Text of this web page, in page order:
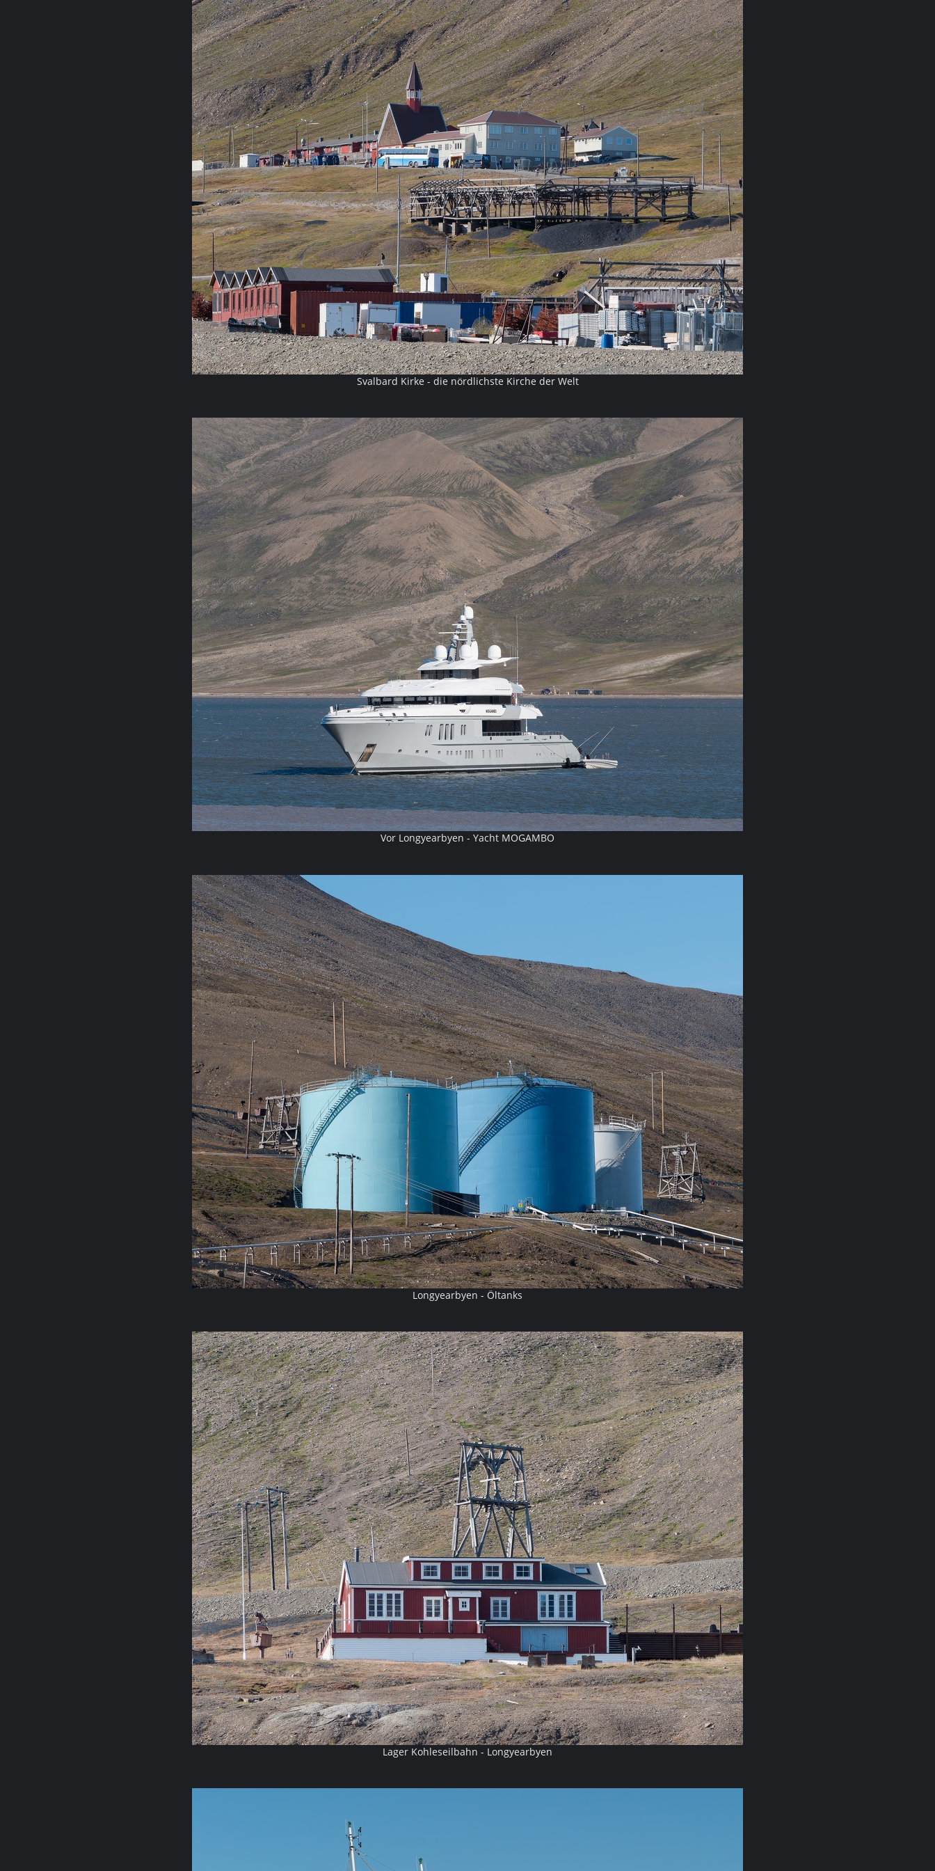
Svalbard Kirke - die nördlichste Kirche der Welt
Vor Longyearbyen - Yacht MOGAMBO
Longyearbyen - Öltanks
Lager Kohleseilbahn - Longyearbyen